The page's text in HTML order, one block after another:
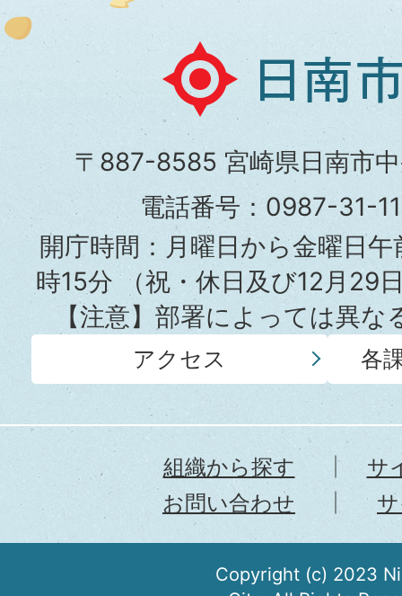
日
南
市
役
所
〒887-8585 宮崎県日南市
電話番号：0987-31-
開庁時間：月曜日から金曜日
時15分（祝・休日及び12月29
【注意】部署によっては異
アクセス 各
組織から探す
サ
お問い合わせ
Copyright (c) 2023